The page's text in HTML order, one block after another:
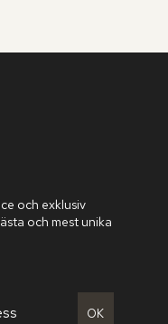
och exklusiv
och mest unika
OK